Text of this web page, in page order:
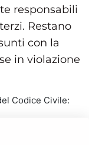
responsabili
Restano
con la
in violazione
Codice Civile: